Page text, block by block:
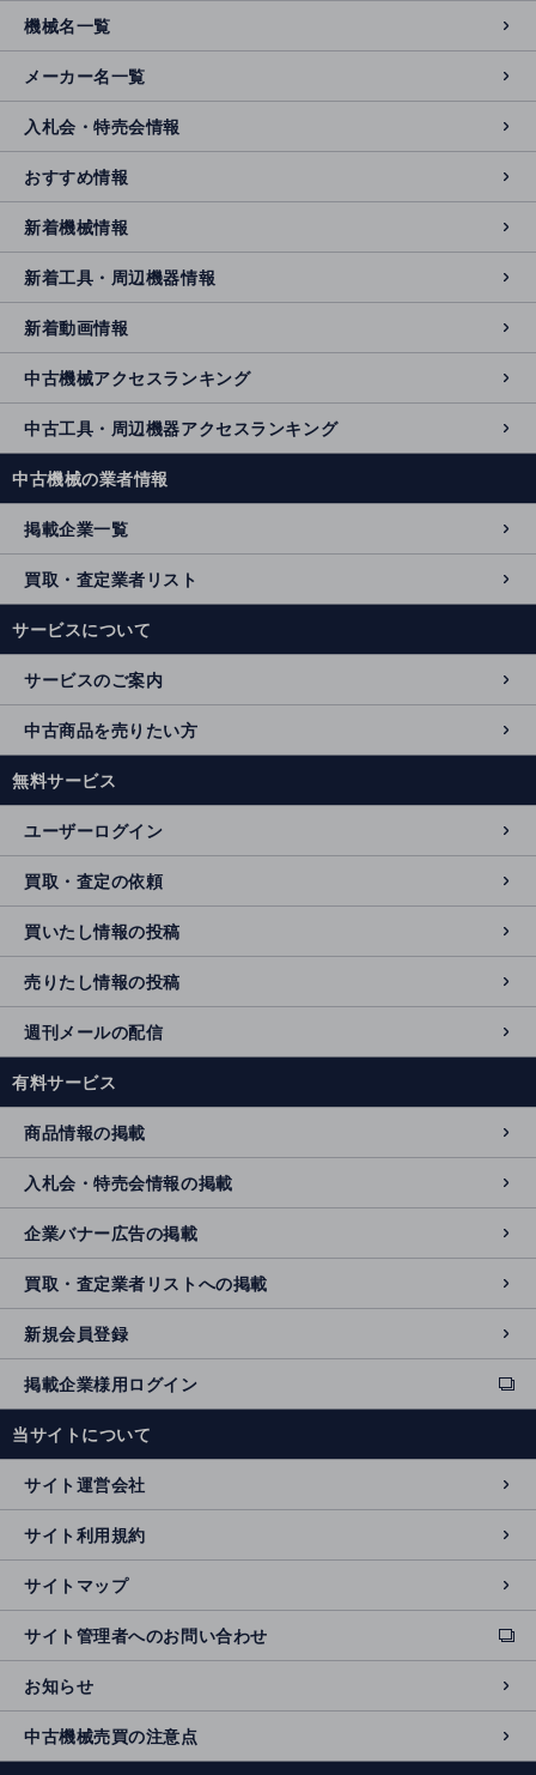
機械名一覧
メーカー名一覧
入札会・特売会情報
おすすめ情報
新着機械情報
新着工具・周辺機器情報
新着動画情報
中古機械アクセスランキング
中古工具・周辺機器アクセスランキング
中古機械の業者情報
掲載企業一覧
買取・査定業者リスト
サービスについて
サービスのご案内
中古商品を売りたい方
無料サービス
ユーザーログイン
買取・査定の依頼
買いたし情報の投稿
売りたし情報の投稿
週刊メールの配信
有料サービス
商品情報の掲載
入札会・特売会情報の掲載
企業バナー広告の掲載
買取・査定業者リストへの掲載
新規会員登録
掲載企業様用ログイン
ext
e
n
al
si
t
e
当サイトについて
サイト運営会社
サイト利用規約
サイトマップ
サイト管理者へのお問い合わせ
ext
e
r
n
al
si
お知らせ
中古機械売買の注意点